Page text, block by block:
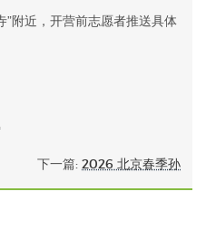
”附近，开营前志愿者推送具体
下一篇: 2026 北京春季孙